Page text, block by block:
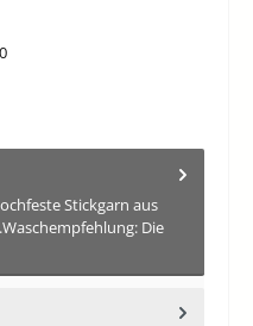
Stickgarn aus
Die